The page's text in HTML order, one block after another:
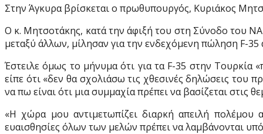
Στην Άγκυρα βρίσκεται ο πρωθυπουργός, Κυριάκος
Ο κ. Μητσοτάκης, κατά την άφιξή του στη Σύνοδο του
μεταξύ άλλων, μίλησαν για την ενδεχόμενη πώληση F-
Έστειλε όμως το μήνυμα ότι για τα F-35 στην
είπε ότι «δεν θα σχολιάσω τις χθεσινές δηλώσεις
να πω είναι ότι μια συμμαχία πρέπει να βασίζεται στις
«Η χώρα μου αντιμετωπίζει διαρκή απειλή πολέμου
ευαισθησίες όλων των μελών πρέπει να λαμβάνονται